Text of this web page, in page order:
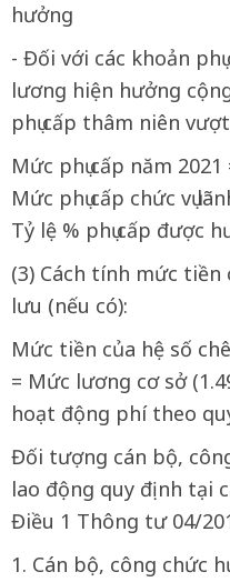
hưởng
- Đối với các khoản
lương hiện hưởng cộng
phụ cấp thâm niên
Mức phụ cấp năm
Mức phụ cấp chức vụ
Tỷ lệ % phụ cấp được
(3) Cách tính mức tiền
lưu (nếu có):
Mức tiền của hệ số
= Mức lương cơ sở
hoạt động phí theo
Đối tượng cán bộ,
lao động quy định tại
Điều 1 Thông tư 04/
1. Cán bộ, công chức